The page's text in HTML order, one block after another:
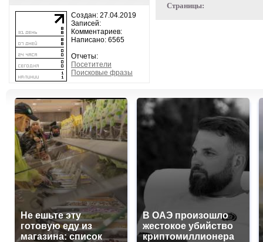
Создан: 27.04.2019
Записей:
Комментариев:
Написано: 6565
Отчеты:
Посетители
Поисковые фразы
Страницы:
Не ешьте эту
готовую еду из
магазина: список
В ОАЭ произошло
жестокое убийство
криптомиллионера